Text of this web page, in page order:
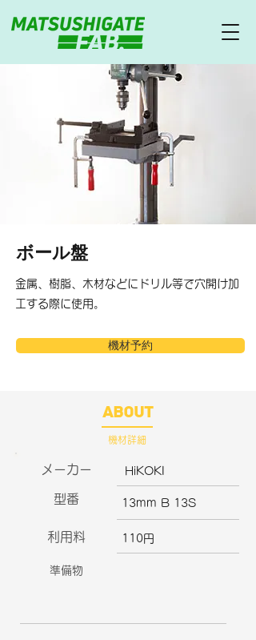
ボール盤
金属、樹脂、木材などにドリル等で穴開け加
工する際に使用。
機材予約
ABOUT
​機材詳細
​メーカー HiKOKI
13mm B 13S
​利用料 110円
​型番
​準備物